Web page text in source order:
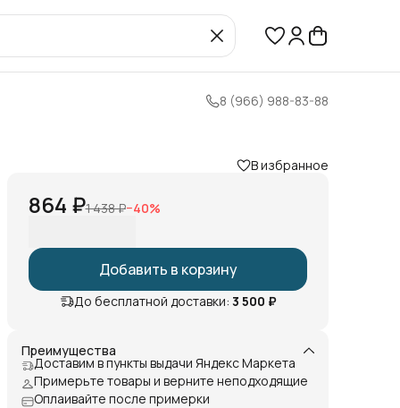
8 (966) 988-83-88
В избранное
864 ₽1 438 ₽−40%
Добавить в корзину
До бесплатной доставки: 3 500 ₽
Преимущества
Доставим в пункты выдачи Яндекс Маркета
Примерьте товары и верните неподходящие
Оплаивайте после примерки